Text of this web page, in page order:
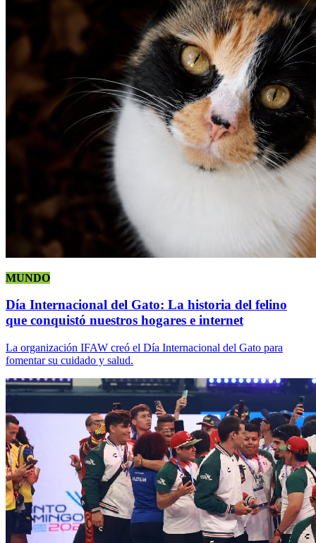
MUNDO
Día Internacional del Gato: La historia del felino
que conquistó nuestros hogares e internet
La organización IFAW creó el Día Internacional del Gato para
fomentar su cuidado y salud.